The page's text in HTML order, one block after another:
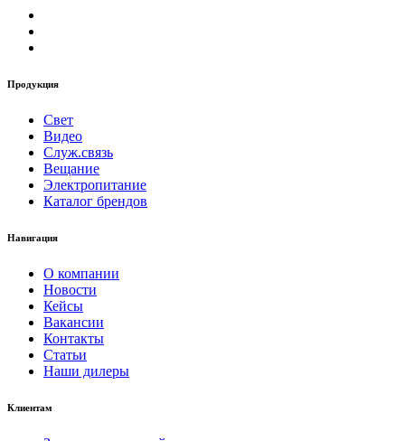
Продукция
Свет
Видео
Служ.связь
Вещание
Электропитание
Каталог брендов
Навигация
О компании
Новости
Кейсы
Вакансии
Контакты
Статьи
Наши дилеры
Клиентам